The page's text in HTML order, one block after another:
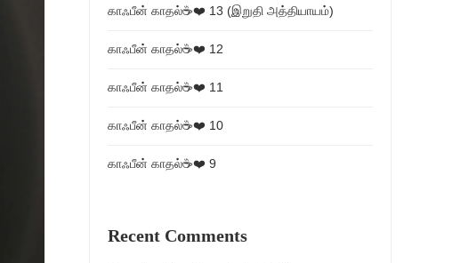
காஃபீன் காதல்☕❤️ 13 (இறுதி அத்தியாயம்)
காஃபீன் காதல்☕❤️ 12
காஃபீன் காதல்☕❤️ 11
காஃபீன் காதல்☕❤️ 10
காஃபீன் காதல்☕❤️ 9
Recent Comments